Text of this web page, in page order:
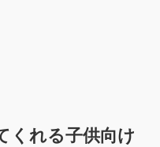
くれる子供向け